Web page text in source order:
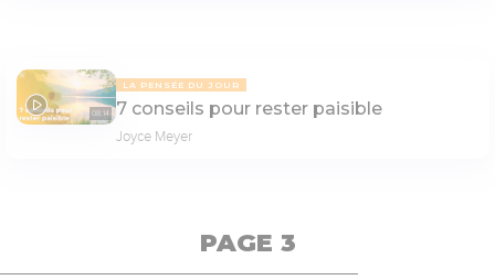
08:14
LA PENSÉE DU JOUR
7 conseils pour rester paisible
Joyce Meyer
PAGE 3